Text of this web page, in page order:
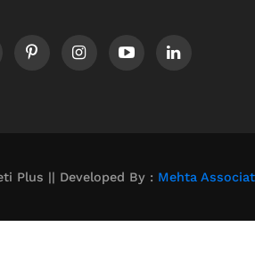
Plus || Developed By : Mehta